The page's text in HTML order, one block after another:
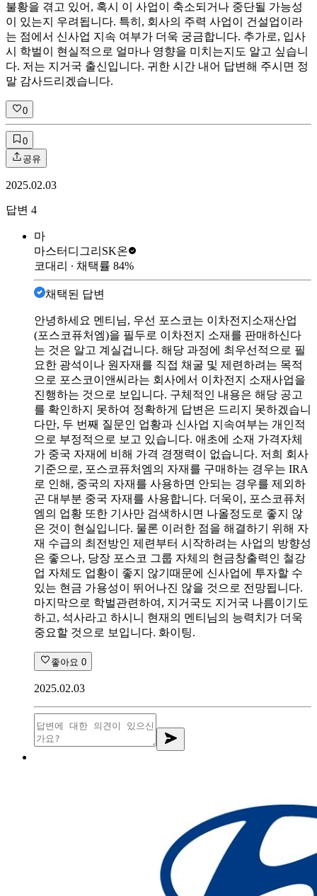
불황을 겪고 있어, 혹시 이 사업이 축소되거나 중단될 가능성
이 있는지 우려됩니다. 특히, 회사의 주력 사업이 건설업이라
는 점에서 신사업 지속 여부가 더욱 궁금합니다. 추가로, 입사
시 학벌이 현실적으로 얼마나 영향을 미치는지도 알고 싶습니
다. 저는 지거국 출신입니다. 귀한 시간 내어 답변해 주시면 정
말 감사드리겠습니다.
0
0
공유
2025.02.03
답변 4
마
마스터디그리 SK온
코대리 ∙ 채택률 84%
채택된 답변
안녕하세요 멘티님, 우선 포스코는 이차전지소재산업
(포스코퓨처엠)을 필두로 이차전지 소재를 판매하신다
는 것은 알고 계실겁니다. 해당 과정에 최우선적으로 필
요한 광석이나 원자재를 직접 채굴 및 제련하려는 목적
으로 포스코이앤씨라는 회사에서 이차전지 소재사업을
진행하는 것으로 보입니다. 구체적인 내용은 해당 공고
를 확인하지 못하여 정확하게 답변은 드리지 못하겠습니
다만, 두 번째 질문인 업황과 신사업 지속여부는 개인적
으로 부정적으로 보고 있습니다. 애초에 소재 가격자체
가 중국 자재에 비해 가격 경쟁력이 없습니다. 저희 회사
기준으로, 포스코퓨처엠의 자재를 구매하는 경우는 IRA
로 인해, 중국의 자재를 사용하면 안되는 경우를 제외하
곤 대부분 중국 자재를 사용합니다. 더욱이, 포스코퓨처
엠의 업황 또한 기사만 검색하시면 나올정도로 좋지 않
은 것이 현실입니다. 물론 이러한 점을 해결하기 위해 자
재 수급의 최전방인 제련부터 시작하려는 사업의 방향성
은 좋으나, 당장 포스코 그룹 자체의 현금창출력인 철강
업 자체도 업황이 좋지 않기때문에 신사업에 투자할 수
있는 현금 가용성이 뛰어나진 않을 것으로 전망됩니다.
마지막으로 학벌관련하여, 지거국도 지거국 나름이기도
하고, 석사라고 하시니 현재의 멘티님의 능력치가 더욱
중요할 것으로 보입니다. 화이팅.
좋아요 0
2025.02.03